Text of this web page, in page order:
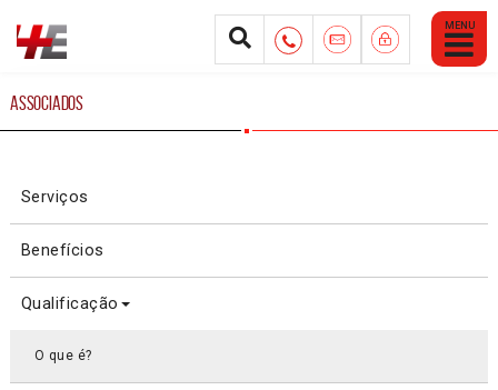
Abrir
Menu
Mobile
ASSOCIADOS
Serviços
Benefícios
Qualificação
O que é?